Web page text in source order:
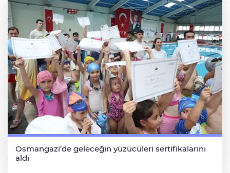
Osmangazi’de geleceğin yüzücüleri sertifikalarını
aldı